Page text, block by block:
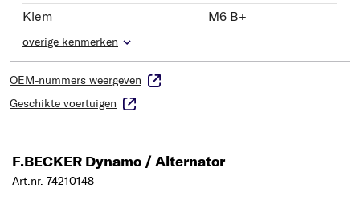
Klem
M6 B+
overige kenmerken
OEM-nummers weergeven
Geschikte voertuigen
F.BECKER Dynamo / Alternator
Art.nr. 74210148